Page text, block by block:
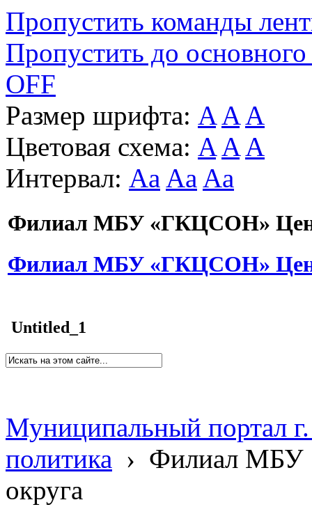
Пропустить команды
Пропустить до основного
OFF
Размер шрифта: A A A
Цветовая схема: A A A
Интервал: Aa Aa Aa
Филиал МБУ «ГКЦСОН»
Филиал МБУ «ГКЦСОН»
Untitled_1
Муниципальный портал
политика › Филиал МБУ
округа